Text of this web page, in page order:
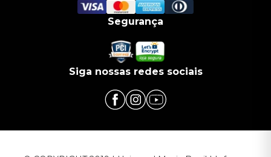
Segurança
Siga nossas redes sociais